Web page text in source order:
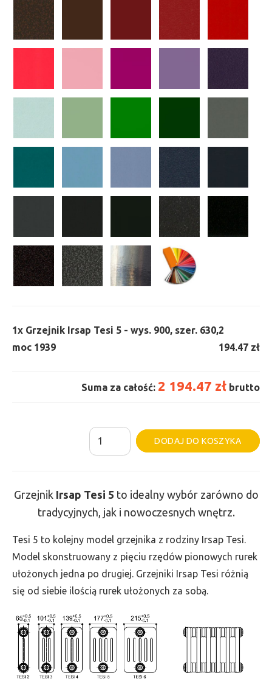
1x Grzejnik Irsap Tesi 5 - wys. 900, szer. 630,
moc 1939
2
194.47 zł
Suma za całość: 2 194.47 zł brutto
ilość
Grzejnik
-
wys.
900,
szer.
630,
1939
DODAJ DO KOSZYKA
Grzejnik Irsap Tesi 5 to idealny wybór zarówno do
tradycyjnych, jak i nowoczesnych wnętrz.
Tesi 5 to kolejny model grzejnika z rodziny Irsap Tesi.
Model skonstruowany z pięciu rzędów pionowych rurek
ułożonych jedna po drugiej. Grzejniki Irsap Tesi różnią
się od siebie ilością rurek ułożonych za sobą.